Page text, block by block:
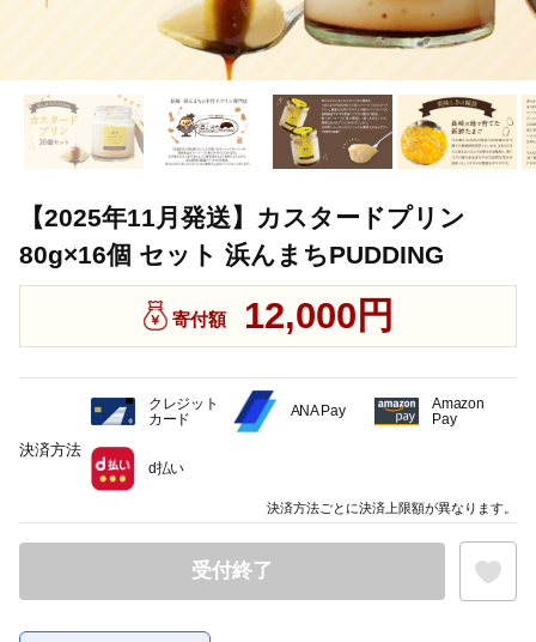
【2025年11月発送】カスタードプリン
80g×16個 セット 浜んまちPUDDING
寄付額 12,000円
受付終了
決済方法
クレジット
カード
ANA Pay
Amazon
Pay
d払い
決済方法ごとに決済上限額が異なります。